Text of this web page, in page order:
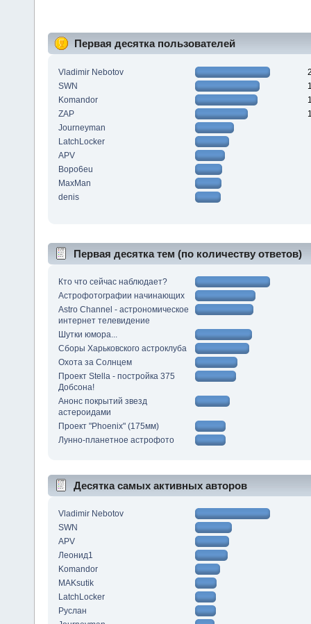
Первая десятка пользователей
Vladimir Nebotov
SWN
Komandor
ZAP
Journeyman
LatchLocker
APV
Bopo6eu
MaxMan
denis
Первая десятка тем (по количеству ответов)
Кто что сейчас наблюдает?
Астрофотографии начинающих
Astro Channel - астрономическое
интернет телевидение
Шутки юмора...
Сборы Харьковского астроклуба
Охота за Солнцем
Проект Stella - постройка 375
Добсона!
Анонс покрытий звезд
астероидами
Проект "Phoenix" (175мм)
Лунно-планетное астрофото
Десятка самых активных авторов
Vladimir Nebotov
SWN
APV
Леонид1
Komandor
MAKsutik
LatchLocker
Руслан